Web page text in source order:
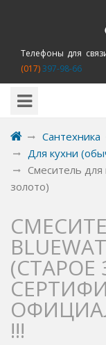
Телефоны для
(017)397-98-66
Сантехника
Для кухни
Смеситель для
золото)
!!!